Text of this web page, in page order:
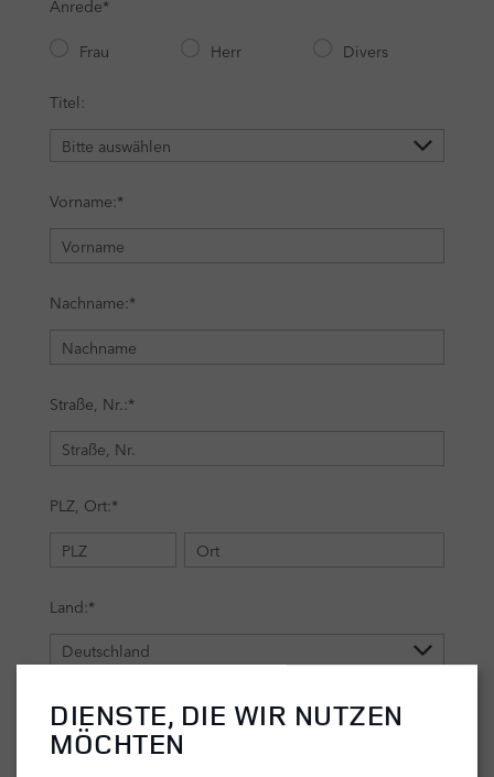
DIENSTE, DIE WIR NUTZEN
MÖCHTEN